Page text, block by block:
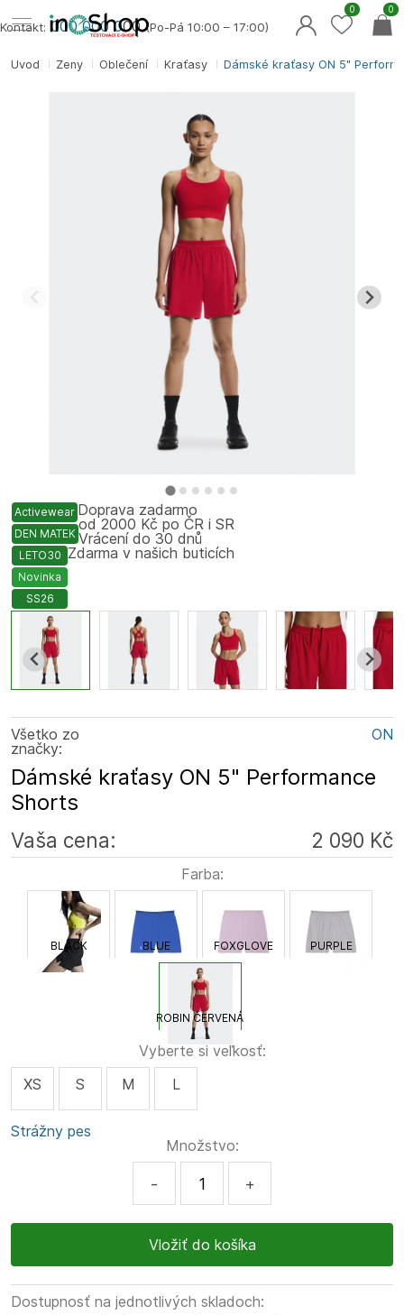
Úvod Ženy Oblečení Kraťasy Dámské kraťasy ON 5"
Activewear
DEN MATEK
LETO30
Novinka
SS26
Všetko zo
značky:
ON
Dámské kraťasy ON 5" Performance
Shorts
Vaša cena: 2 090 Kč
Farba:
BLACK BLUE FOXGLOVE PURPLE
ROBIN ČERVENÁ
Vyberte si veľkosť:
XS
S M L
Strážny pes
Množstvo:
- +
Dostupnosť na jednotlivých skladoch:
Doprava zadarmo
od 2000 Kč po ČR i SR
Vrácení do 30 dnů
Zdarma v našich buticích
Kontakt: 000 000 000(Po-Pá 10:00 – 17:00)
0
0